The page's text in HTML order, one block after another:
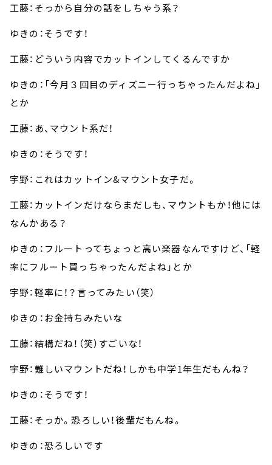
工藤：そっから自分の話をしちゃう系？
ゆきの：そうです！
工藤：どういう内容でカットインしてくるんですか
ゆきの：「今月３回目のディズニー行っちゃったんだよね」
とか
工藤：あ、マウント系だ！
ゆきの：そうです！
宇野：これはカットイン&マウント女子だ。
工藤：カットインだけならまだしも、マウントもか！他には
なんかある？
ゆきの：フルートってちょっと高い楽器なんですけど、「軽
率にフルート買っちゃったんだよね」とか
宇野：軽率に！？言ってみたい（笑）
ゆきの：お金持ちみたいな
工藤：結構だね！（笑）すごいな！
宇野：難しいマウントだね！しかも中学1年生だもんね？
ゆきの：そうです！
工藤：そっか。恐ろしい！後輩だもんね。
ゆきの：恐ろしいです